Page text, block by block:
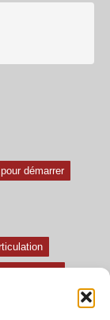
démarrer
Exercices difficiles